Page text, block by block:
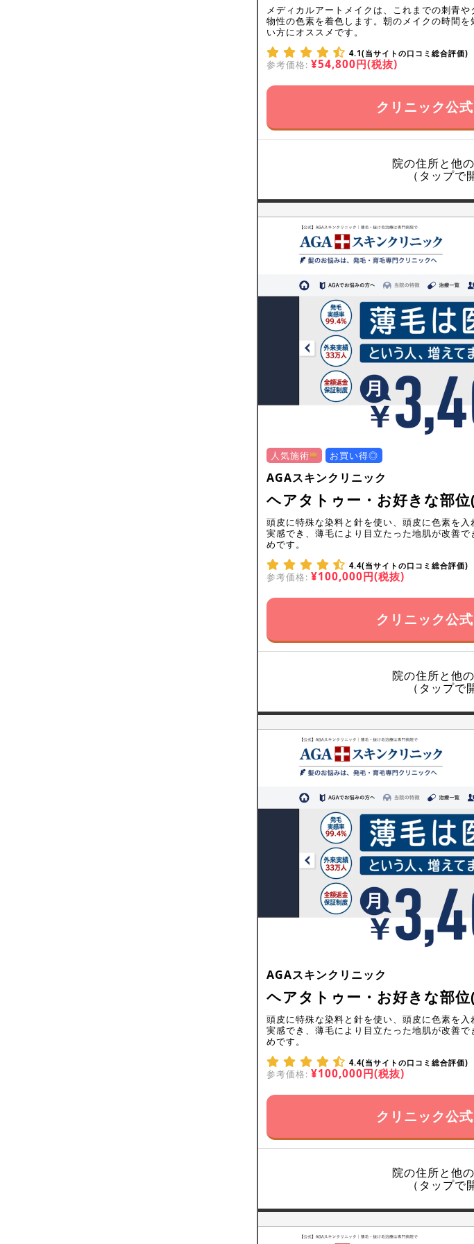
メディカルアートメイクは、これまでの刺青
物性の色素を着色します。朝のメイクの時間
い方にオススメです。
4.1(当サイトの口コミ総合評価)
参考価格: ¥54,800円(税抜)
クリニック公
院の住所と他
（タップで
人気施術 お買い得◎
AGAスキンクリニック
ヘアタトゥー・お好きな部
頭皮に特殊な染料と針を使い、頭皮に色素を
実感でき、薄毛により目立たった地肌が改善
めです。
4.4(当サイトの口コミ総合評価)
参考価格: ¥100,000円(税抜)
クリニック公
院の住所と他
（タップで
AGAスキンクリニック
ヘアタトゥー・お好きな部
頭皮に特殊な染料と針を使い、頭皮に色素を
実感でき、薄毛により目立たった地肌が改善
めです。
4.4(当サイトの口コミ総合評価)
参考価格: ¥100,000円(税抜)
クリニック公
院の住所と他
（タップで